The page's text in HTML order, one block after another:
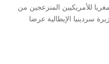
للأمريكيين المنزعجين من
سردينيا الإيطالية عرضا